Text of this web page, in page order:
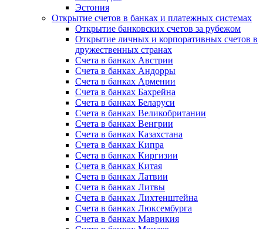
Эстония
Открытие счетов в банках и платежных системах
Открытие банковских счетов за рубежом
Открытие личных и корпоративных счетов в
дружественных странах
Счета в банках Австрии
Счета в банках Андорры
Счета в банках Армении
Счета в банках Бахрейна
Счета в банках Беларуси
Счета в банках Великобритании
Счета в банках Венгрии
Счета в банках Казахстана
Счета в банках Кипра
Счета в банках Киргизии
Счета в банках Китая
Счета в банках Латвии
Счета в банках Литвы
Счета в банках Лихтенштейна
Счета в банках Люксембурга
Счета в банках Маврикия